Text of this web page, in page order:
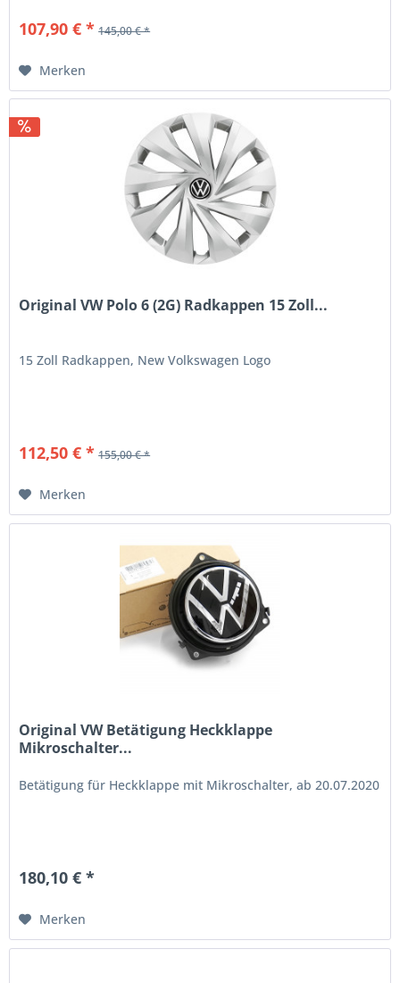
107,90 € * 145,00 € *
Merken
Original VW Polo 6 (2G) Radkappen 15 Zoll...
15 Zoll Radkappen, New Volkswagen Logo
112,50 € * 155,00 € *
Merken
Original VW Betätigung Heckklappe
Mikroschalter...
Betätigung für Heckklappe mit Mikroschalter, ab 20.07.2020
180,10 € *
Merken